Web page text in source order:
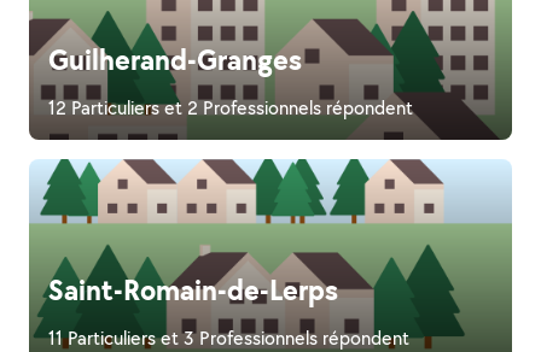
Guilherand-Granges
12 Particuliers et 2 Professionnels répondent
Saint-Romain-de-Lerps
11 Particuliers et 3 Professionnels répondent